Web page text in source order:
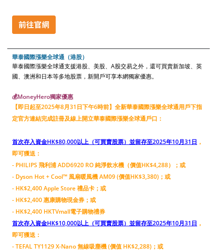
華泰國際漲樂全球通（港股）
華泰國際漲樂全球通支援港股、美股、A股交易之外，還可買賣新加坡、英
國、澳洲和日本等多地股票，新開戶可享本網獨家優惠。
💰MoneyHero獨家優惠
【即日起至2025年8月31日下午6時前】全新華泰國際漲樂全球通用戶下指
定官方連結完成註冊及線上開立華泰國際漲樂全球通戶口：
首次存入資金HK$80,000以上（可買賣股票）並留存至2025年10月31日 ，
即可獲送：
- PHILIPS 飛利浦 ADD6920 RO 純淨飲水機（價值HK$4,288）；或
- Dyson Hot + Cool™ 風扇暖風機 AM09 (價值HK$3,380)；或
- HK$2,400 Apple Store 禮品卡；或
- HK$2,400 惠康購物現金券；或
- HK$2,400 HKTVmall電子購物禮券
首次存入資金HK$10,000以上（可買賣股票）並留存至2025年10月31日 ，
即可獲送：
- TEFAL TY1129 X-Nano 無線吸塵機 (價值 HK$2,288)；或